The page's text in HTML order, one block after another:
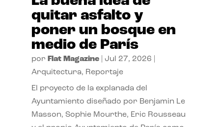
quitar asfalto y
poner un bosque en
medio de París
por Flat Magazine| Jul 27, 2026
Arquitectura, Reportaje
El proyecto de la explanada del
Ayuntamiento diseñado por Benjamin Le
Masson, Sophie Mourthe, Eric Rousseau